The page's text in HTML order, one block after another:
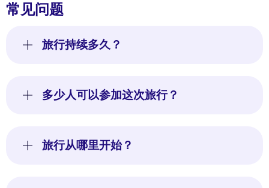
常见问题
旅行持续多久？
多少人可以参加这次旅行？
旅行从哪里开始？